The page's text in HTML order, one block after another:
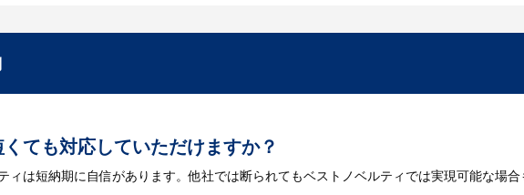
ても対応していただけますか？
ィは短納期に自信があります。他社では断られてもベストノベルティでは実現可能な場合